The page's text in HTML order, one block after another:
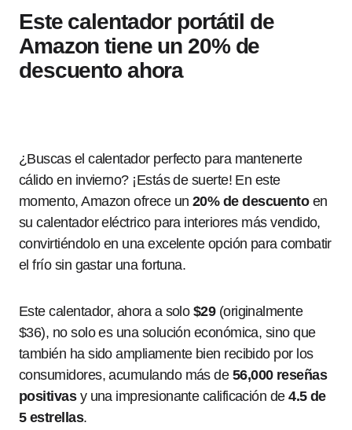
Este calentador portátil de
Amazon tiene un 20% de
descuento ahora
¿Buscas el calentador perfecto para mantenerte
cálido en invierno? ¡Estás de suerte! En este
momento, Amazon ofrece un 20% de descuentoen
su calentador eléctrico para interiores más vendido,
convirtiéndolo en una excelente opción para combatir
el frío sin gastar una fortuna.
Este calentador, ahora a solo $29(originalmente
$36), no solo es una solución económica, sino que
también ha sido ampliamente bien recibido por los
consumidores, acumulando más de 56,000 reseñas
positivasy una impresionante calificación de4.5 de
5 estrellas.